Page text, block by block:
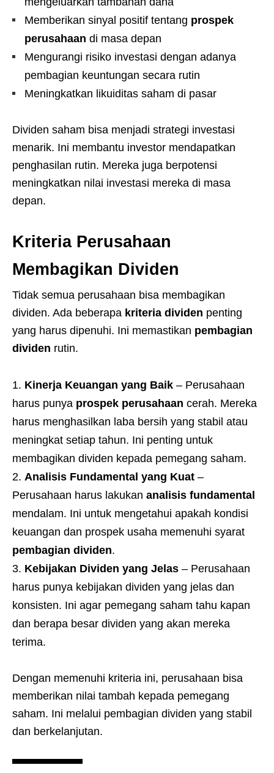
Memberikan sinyal positif tentang prospek
perusahaan di masa depan
Mengurangi risiko investasi dengan adanya
pembagian keuntungan secara rutin
Meningkatkan likuiditas saham di pasar
Dividen saham bisa menjadi strategi investasi
menarik. Ini membantu investor mendapatkan
penghasilan rutin. Mereka juga berpotensi
meningkatkan nilai investasi mereka di masa
depan.
Kriteria Perusahaan
Membagikan Dividen
Tidak semua perusahaan bisa membagikan
dividen. Ada beberapa kriteria dividen penting
yang harus dipenuhi. Ini memastikan pembagian
dividen rutin.
Kinerja Keuangan yang Baik – Perusahaan
harus punya prospek perusahaan cerah. Mereka
harus menghasilkan laba bersih yang stabil atau
meningkat setiap tahun. Ini penting untuk
membagikan dividen kepada pemegang saham.
Analisis Fundamental yang Kuat –
Perusahaan harus lakukan analisis fundamental
mendalam. Ini untuk mengetahui apakah kondisi
keuangan dan prospek usaha memenuhi syarat
pembagian dividen.
Kebijakan Dividen yang Jelas – Perusahaan
harus punya kebijakan dividen yang jelas dan
konsisten. Ini agar pemegang saham tahu kapan
dan berapa besar dividen yang akan mereka
terima.
Dengan memenuhi kriteria ini, perusahaan bisa
memberikan nilai tambah kepada pemegang
saham. Ini melalui pembagian dividen yang stabil
dan berkelanjutan.